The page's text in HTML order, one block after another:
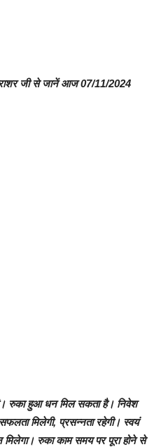
जी से जानें आज 07/11/2024
रुका हुआ धन मिल सकता है। निवेश
मिलेगी, प्रसन्नता रहेगी। स्वयं
मिलेगा। रुका काम समय पर पूरा होने से